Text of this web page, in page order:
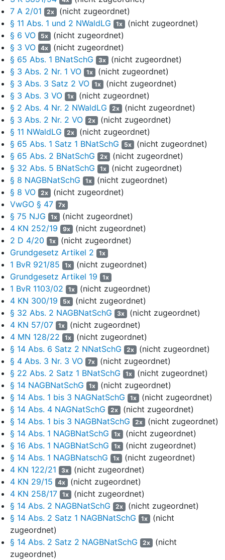
Lüneburg 1977, S. 172) unter Schutz gestellt. Die vorgenannten
Verordnungen werden durch die streitgegenständliche
Naturschutzgebietsverordnung ersetzt.
Der vom Naturschutzgebiet "Lüneburger Heide" umfasste
Bereich wurde vom Land Niedersachsen im Oktober 1998 als
Fauna-Flora-Habitat-(FFH)-Gebiet 070 "Lüneburger Heide"
vorgeschlagen und von der EU-Kommission im Dezember 2004
in die Liste der Gebiete von gemeinschaftlicher Bedeutung nach
Artikel 4 Absatz 2 Unterabsatz 3 der Richtlinie 92/43/EWG
Richtlinie) aufgenommen. Zudem wurde derselbe Bereich
im Juni 2001 als EU-Vogelschutzgebiet V24 "Lüneburger Heide"
zum besonderen Schutzgebiet nach Artikel 4 Abs. 1 der Richtlinie
79/409/EWG (mittlerweile ersetzt durch Richtlinie 2009/147/EG
Vogelschutzrichtlinie -) erklärt. Der Niedersächsische
Landesbetrieb für Wasserwirtschaft, Küsten und Naturschutz
(NLWKN) führte im Zeitraum zwischen 2009 und 2018 eine
Kartierung der Biotop- und Lebensraumtypen und eine
Pflanzenartenerfassung (FFH-Basiserfassung) sowie
Erfassungen von Vogelarten und der sonstigen Fauna durch.
Hierzu beauftragte es eine Reihe von Fachbüros jeweils mit der
Erfassung von einzelnen Teilflächen des Gebiets. Nach dem
aktualisierten Standard-Datenbogen mit Stand Juli 2020 sind im
Gebiet eine Vielzahl von Lebensraumtypen nach
FFH-Richtlinie zu finden. Unter anderen sind dies die
Lebensraumtypen Trockene Heide mit prägender Besenheide
(LRT 4030) mit 4.266 ha, Alte Bodensaure Eichenwälder auf
Sandböden (LRT 9190) mit 528 ha, Hainsimsen-Buchenwald
(LRT 9110) mit 411 ha, Moorwälder (prioritärer LRT 91D0) mit 320
ha, Feuchte Heiden mit Glockenheide (LRT 4010) mit 82 ha,
Wacholderbestände auf Zwergstrauchheiden oder Kalkrasen
(LRT 5130) mit 58 ha, aber auch Grünland-Lebensraumtypen wie
Artenreiche Borstgrasrasen (prioritärer LRT 6230) mit 40 ha und
Magere Flachland-Mähwiesen (LRT 6510) mit 16 ha. Als Tierarten
von gemeinschaftlichem Interesse nach
Anhang II der FFH-
Richtliniesind im Standarddatenbogen unter anderem der
Fischotter, die Libellenart Grüne Flussjungfer, die Fledermausart
Großes Mausohr und der Hirschkäfer ausgewiesen. Als
Vogelarten nachAnhang I der Vogelschutzrichtlinie werden für
das Gebiet unter anderem die Heidelerche, das Birkhuhn, der
Ziegenmelker und der Raufußkauz genannt. Zudem zählt der
Standarddatenbogen als Zugvogelarten unter anderem den
Raubwürger, das Schwarzkehlchen, den Steinschmätzer und die
Krickente auf.
Vor Beginn des zur Anpassung der
Naturschutzgebietsverordnung an die Erfordernisse des
europäischen Natura 2000-Rechts erforderlichen
Neuausweisungsverfahrens führte der Antragsgegner eine Reihe
von Abstimmungsgesprächen gemeinsam mit dem Landkreis
Harburg sowie weiteren Akteuren durch. Dies umfasste
7 A 2/01
2x (nicht zugeordnet)
§ 11 Abs. 1 und 2 NWaldLG
1x (nicht zugeordnet)
§ 6 VO
5x (nicht zugeordnet)
§ 3 VO
4x (nicht zugeordnet)
§ 65 Abs. 1 BNatSchG
3x (nicht zugeordnet)
§ 3 Abs. 2 Nr. 1 VO
1x (nicht zugeordnet)
§ 3 Abs. 3 Satz 2 VO
1x (nicht zugeordnet)
§ 3 Abs. 3 VO
1x (nicht zugeordnet)
§ 2 Abs. 4 Nr. 2 NWaldLG
2x (nicht zugeordnet)
§ 3 Abs. 2 Nr. 2 VO
2x (nicht zugeordnet)
§ 11 NWaldLG
2x (nicht zugeordnet)
§ 65 Abs. 1 Satz 1 BNatSchG
5x (nicht zugeordnet)
§ 65 Abs. 2 BNatSchG
2x (nicht zugeordnet)
§ 32 Abs. 5 BNatSchG
1x (nicht zugeordnet)
§ 8 NAGBNatSchG
1x (nicht zugeordnet)
§ 8 VO
2x (nicht zugeordnet)
VwGO § 47
7x
§ 75 NJG 1x (nicht zugeordnet)
4 KN 252/19
9x (nicht zugeordnet)
2 D 4/20
1x (nicht zugeordnet)
Grundgesetz Artikel 2
1x
1 BvR 921/85 1x (nicht zugeordnet)
Grundgesetz Artikel 19
1x
1 BvR 1103/02 1x (nicht zugeordnet)
4 KN 300/19
5x (nicht zugeordnet)
§ 32 Abs. 2 NAGBNatSchG
3x (nicht zugeordnet)
4 KN 57/07
1x (nicht zugeordnet)
4 MN 128/22
1x (nicht zugeordnet)
§ 14 Abs. 6 Satz 2 NNatSchG
2x (nicht zugeordnet)
§ 4 Abs. 3 Nr. 3 VO
7x (nicht zugeordnet)
§ 22 Abs. 2 Satz 1 BNatSchG
1x (nicht zugeordnet)
§ 14 NAGBNatSchG
1x (nicht zugeordnet)
§ 14 Abs. 1 bis 3 NAGNatSchG
1x (nicht zugeordnet)
§ 14 Abs. 4 NAGNatSchG
2x (nicht zugeordnet)
§ 14 Abs. 1 bis 3 NAGBNatSchG
2x (nicht zugeordnet)
§ 14 Abs. 1 NAGBNatSchG
1x (nicht zugeordnet)
§ 16 Abs. 1 NAGBNatSchG
1x (nicht zugeordnet)
§ 14 Abs. 1 NAGBNatschG
1x (nicht zugeordnet)
4 KN 122/21
3x (nicht zugeordnet)
4 KN 29/15
4x (nicht zugeordnet)
4 KN 258/17
1x (nicht zugeordnet)
§ 14 Abs. 2 NAGBNatSchG
2x (nicht zugeordnet)
§ 14 Abs. 2 Satz 1 NAGBNatSchG
1x (nicht
zugeordnet)
§ 14 Abs. 2 Satz 2 NAGBNatSchG
2x (nicht
zugeordnet)